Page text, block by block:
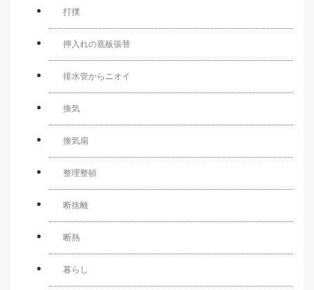
打撲
押入れの底板張替
排水管からニオイ
換気
換気扇
整理整頓
断捨離
断熱
暮らし